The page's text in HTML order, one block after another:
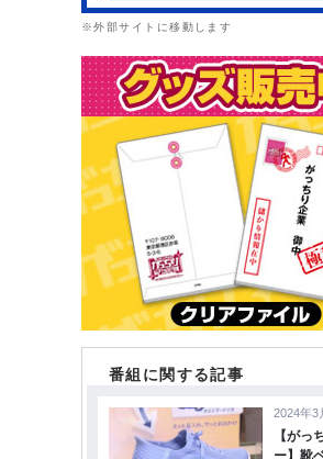
※外部サイトに移動します
番組に関する記事